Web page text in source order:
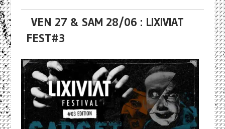
VEN 27 & SAM 28/06 : LIXIVIAT
FEST#3